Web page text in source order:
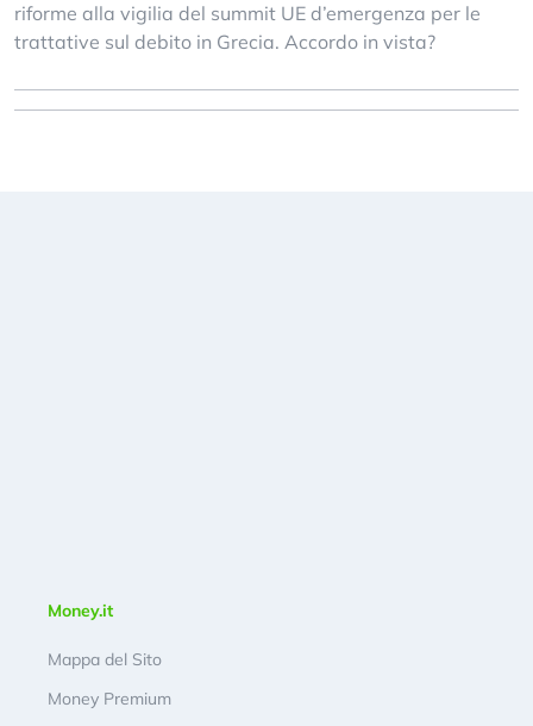
riforme alla vigilia del summit UE d’emergenza per le
trattative sul debito in Grecia. Accordo in vista?
Money.it
Mappa del Sito
Money Premium